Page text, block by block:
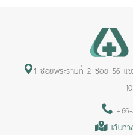
1 ซอยพระรามที่ 2 ซอย 56 แข
เส้นท